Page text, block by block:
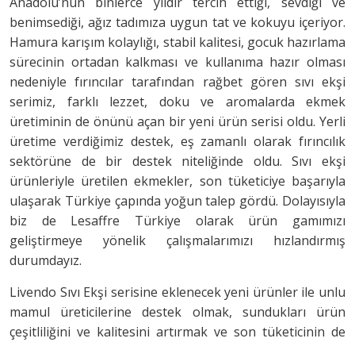
benimsediği, ağız tadımıza uygun tat ve kokuyu içeriyor.
Hamura karışım kolaylığı, stabil kalitesi, gocuk hazırlama
sürecinin ortadan kalkması ve kullanıma hazır olması
nedeniyle fırıncılar tarafından rağbet gören sıvı ekşi
serimiz, farklı lezzet, doku ve aromalarda ekmek
üretiminin de önünü açan bir yeni ürün serisi oldu. Yerli
üretime verdiğimiz destek, eş zamanlı olarak fırıncılık
sektörüne de bir destek niteliğinde oldu. Sıvı ekşi
ürünleriyle üretilen ekmekler, son tüketiciye başarıyla
ulaşarak Türkiye çapında yoğun talep gördü. Dolayısıyla
biz de Lesaffre Türkiye olarak ürün gamımızı
geliştirmeye yönelik çalışmalarımızı hızlandırmış
durumdayız.
Livendo Sıvı Ekşi serisine eklenecek yeni ürünler ile unlu
mamul üreticilerine destek olmak, sundukları ürün
çeşitliliğini ve kalitesini artırmak ve son tüketicinin de